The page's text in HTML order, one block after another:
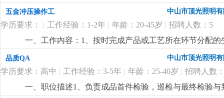
唛头，确保符合外贸规范。3. 跟进打样，对接印刷厂，
设计软件。2. 有灯具或外贸行业包装设计经验，熟悉出
适应加班。4. 沟通顺畅，具备团队协作意识。更详细 ...
五金冲压操作工 中山市顶光照明
学历要求： | 工作经验：1-2年 | 年龄：20-45岁 | 招聘人数：5
一、工作内容：1、按时完成产品或工艺所在环节分配
使用机床；3、严格按照工艺文件和图纸加工工件；4、
维护和保养。二、任职要求：1、熟练操作冲压机床；2
身体健康。更详细...
品质QA 中山市顶光照明
学历要求：高中 | 工作经验：3-5年 | 年龄：25-40岁 | 招聘人数
一、职位描述1、负责成品首件检验，巡检与最终检验